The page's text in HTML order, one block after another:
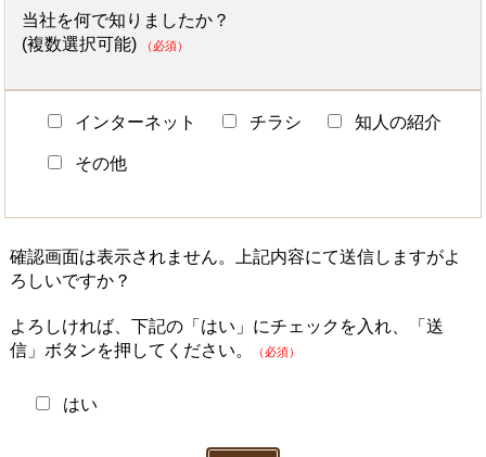
当社を何で知りましたか？
(複数選択可能)
（必須）
インターネット チラシ 知人の紹介
その他
確認画面は表示されません。上記内容にて送信しますがよ
ろしいですか？
よろしければ、下記の「はい」にチェックを入れ、「送
信」ボタンを押してください。
（必須）
はい